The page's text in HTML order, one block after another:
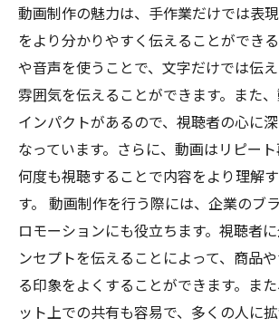
動画制作の魅力は、手作業だけでは表
をより分かりやすく伝えることができ
や音声を使うことで、文字だけでは伝
雰囲気を伝えることができます。また
インパクトがあるので、視聴者の心に
なっています。さらに、動画はリピート
何度も視聴することで内容をより理解
す。 動画制作を行う際には、企業のブ
ロモーションにも役立ちます。視聴者
ンセプトを伝えることによって、商品
る印象をよくすることができます。ま
ット上での共有も容易で、多くの人に